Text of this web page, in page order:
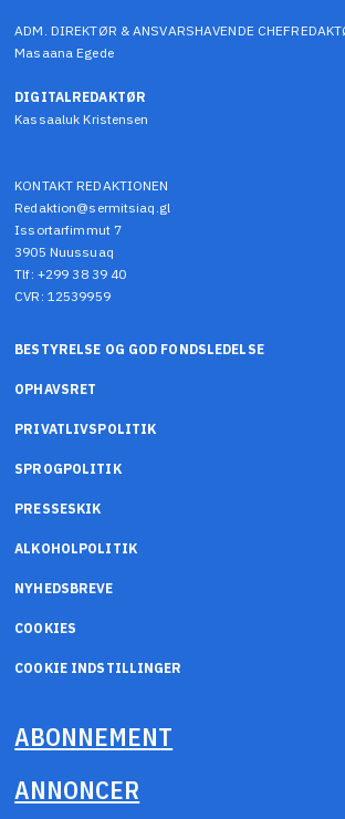
ADM. DIREKTØR & ANSVARSHAVENDE
Masaana Egede
DIGITALREDAKTØR
Kassaaluk Kristensen
KONTAKT REDAKTIONEN
Redaktion@sermitsiaq.gl
Issortarfimmut 7
3905 Nuussuaq
Tlf: +299 38 39 40
CVR: 12539959
BESTYRELSE OG GOD FONDSLEDELSE
OPHAVSRET
PRIVATLIVSPOLITIK
SPROGPOLITIK
PRESSESKIK
ALKOHOLPOLITIK
NYHEDSBREVE
COOKIES
COOKIE INDSTILLINGER
ABONNEMENT
ANNONCER